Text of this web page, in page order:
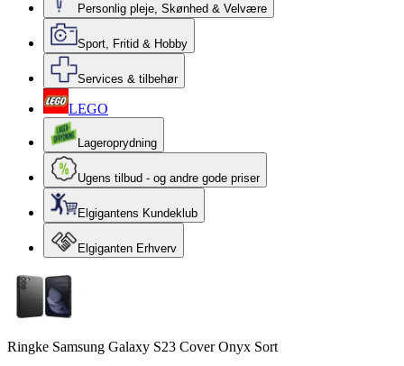
Personlig pleje, Skønhed & Velvære
Sport, Fritid & Hobby
Services & tilbehør
LEGO
Lageroprydning
Ugens tilbud - og andre gode priser
Elgigantens Kundeklub
Elgiganten Erhverv
Ringke Samsung Galaxy S23 Cover Onyx Sort